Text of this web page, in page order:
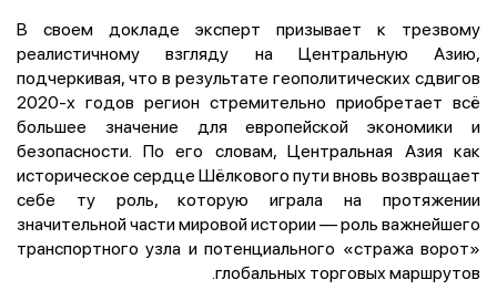
В своем докладе эксперт призывает к трезвому
реалистичному взгляду на Центральную Азию,
подчеркивая, что в результате геополитических сдвигов
2020-х годов регион стремительно приобретает всё
большее значение для европейской экономики и
безопасности. По его словам, Центральная Азия как
историческое сердце Шёлкового пути вновь возвращает
себе ту роль, которую играла на протяжении
значительной части мировой истории — роль важнейшего
транспортного узла и потенциального «стража ворот»
глобальных торговых маршрутов.